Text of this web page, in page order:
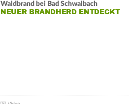
Waldbrand bei Bad Schwalbach
NEUER BRANDHERD ENTDECKT